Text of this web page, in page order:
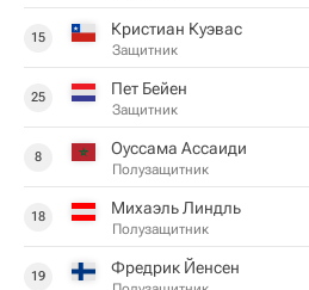
15 Кристиан Куэвас
Защитник
25 Пет Бейен
Защитник
8 Оуссама Ассаиди
Полузащитник
18 Михаэль Линдль
Полузащитник
19 Фредрик Йенсен